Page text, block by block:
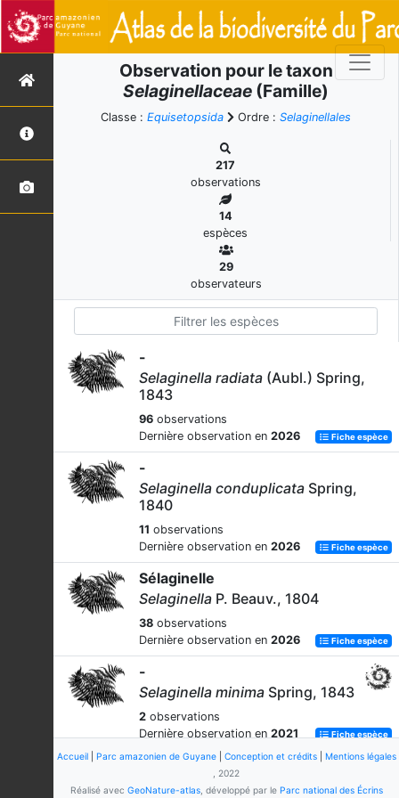
Observation pour le taxon
Selaginellaceae (Famille)
Classe : Equisetopsida Ordre : Selaginellales
217
observations
14
espèces
29
observateurs
-
Selaginella radiata (Aubl.) Spring,
1843
96 observations
Dernière observation en 2026 Fiche espèce
-
Selaginella conduplicata Spring,
1840
11 observations
Dernière observation en 2026 Fiche espèce
Sélaginelle
Selaginella P. Beauv., 1804
38 observations
Dernière observation en 2026 Fiche espèce
-
Selaginella minima Spring, 1843
2 observations
Dernière observation en 2021 Fiche espèce
-
Selaginella revolutaBaker, 1883
Accueil| Parc amazonien de Guyane| Conception et crédits| Mentions légales
, 2022
Réalisé avec GeoNature-atlas, développé par le Parc national des Écrins